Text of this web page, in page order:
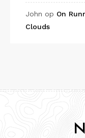
John op On
Clouds